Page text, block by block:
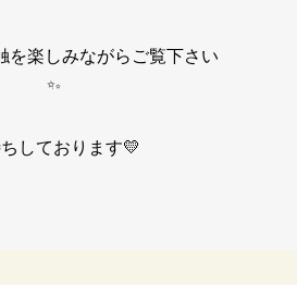
を楽しみながらご覧下さい
しております💛